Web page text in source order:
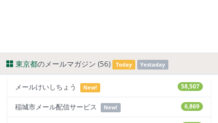
東京都のメールマガジン (56) Today Yestaday
58,507
メールけいしちょう New!
6,869
稲城市メール配信サービス New!